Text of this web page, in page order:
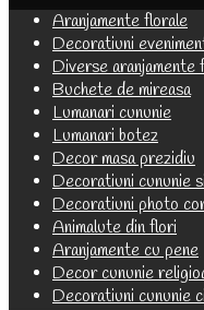
Aranjamente florale
Decoratiuni
Diverse aranjamente
Buchete de mireasa
Lumanari cununie
Lumanari botez
Decor masa prezidiu
Decoratiuni cununie
Decoratiuni photo
Animalute din flori
Aranjamente cu pene
Decor cununie
Decoratiuni cununie